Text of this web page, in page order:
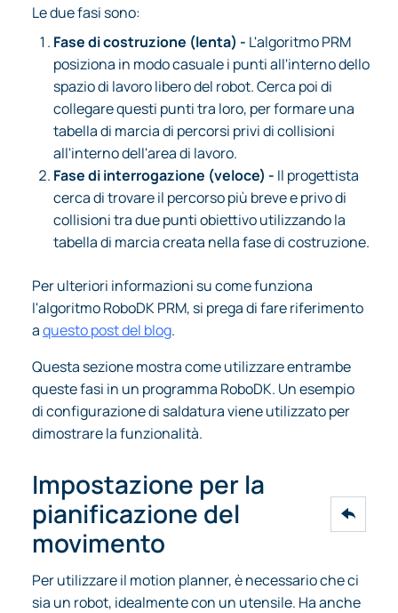
Le due fasi sono:
Fase di costruzione (lenta) - L'algoritmo PRM
posiziona in modo casuale i punti all'interno dello
spazio di lavoro libero del robot. Cerca poi di
collegare questi punti tra loro, per formare una
tabella di marcia di percorsi privi di collisioni
all'interno dell'area di lavoro.
Fase di interrogazione (veloce) - Il progettista
cerca di trovare il percorso più breve e privo di
collisioni tra due punti obiettivo utilizzando la
tabella di marcia creata nella fase di costruzione.
Per ulteriori informazioni su come funziona
l'algoritmo RoboDK PRM, si prega di fare riferimento
aquesto post del blog.
Questa sezione mostra come utilizzare entrambe
queste fasi in un programma RoboDK. Un esempio
di configurazione di saldatura viene utilizzato per
dimostrare la funzionalità.
Impostazione per la
pianificazione del
movimento
Per utilizzare il motion planner, è necessario che ci
sia un robot, idealmente con un utensile. Ha anche